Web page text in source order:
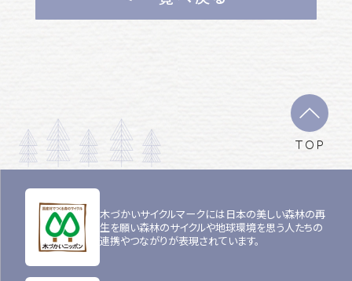
TOP
木づかいサイクルマークには日本の美しい森林の再
生を願い森林のサイクルや地球環境を思う人たちの
連携やつながりが表現されています。